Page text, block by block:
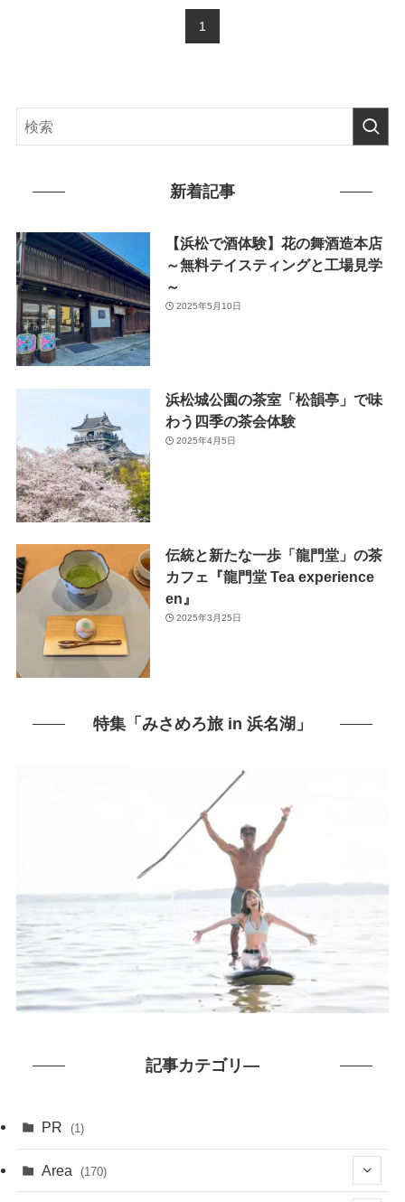
1
新着記事
【浜松で酒体験】花の舞酒造本店
～無料テイスティングと工場見学
～
2025年5月10日
浜松城公園の茶室「松韻亭」で味
わう四季の茶会体験
2025年4月5日
伝統と新たな一歩「龍門堂」の茶
カフェ『龍門堂 Tea experience
en』
2025年3月25日
特集「みさめろ旅 in 浜名湖」
記事カテゴリ―
PR (1)
Area (170)